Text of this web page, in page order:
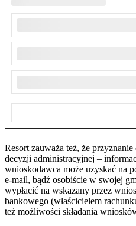
Resort zauważa też, że
decyzji administracyjnej –
wnioskodawca może uzyskać na
e-mail, bądź osobiście w swojej
wypłacić na wskazany przez
bankowego (właścicielem
też możliwości składania